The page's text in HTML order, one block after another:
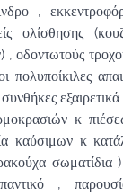
,
ολίσθησης
, οδοντωτούς
κ
καύσιμων κ
σωματίδια
,